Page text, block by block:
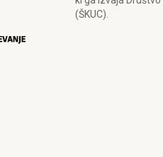
(ŠKUC).